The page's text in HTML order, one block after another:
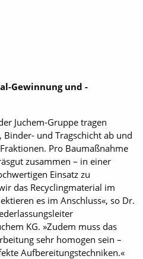
­Gewinnung und -
Juchem-Gruppe tragen
und Tragschicht ab und
Pro Baumaßnahme
zusammen – in einer
Einsatz zu
das Recyclingmaterial im
es im Anschluss«, so Dr.
KG. »Zudem muss das
sehr homogen sein –
Aufbereitungstechniken.«